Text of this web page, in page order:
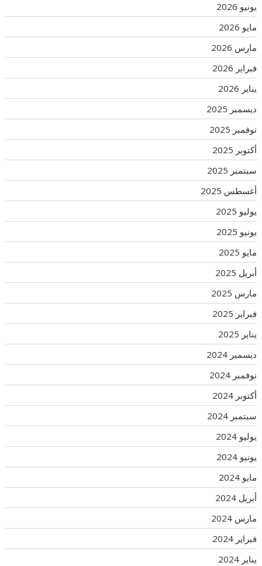
يونيو 2026
مايو 2026
مارس 2026
فبراير 2026
يناير 2026
ديسمبر 2025
نوفمبر 2025
أكتوبر 2025
سبتمبر 2025
أغسطس 2025
يوليو 2025
يونيو 2025
مايو 2025
أبريل 2025
مارس 2025
فبراير 2025
يناير 2025
ديسمبر 2024
نوفمبر 2024
أكتوبر 2024
سبتمبر 2024
يوليو 2024
يونيو 2024
مايو 2024
أبريل 2024
مارس 2024
فبراير 2024
يناير 2024